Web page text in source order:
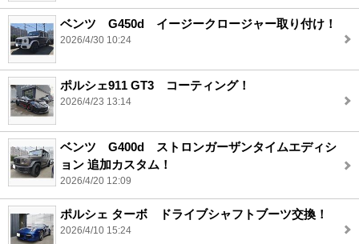
ベンツ G450d イージークロージャー取り付け！
2026/4/30 10:24
ポルシェ911 GT3 コーティング！
2026/4/23 13:14
ベンツ G400d ストロンガーザンタイムエディシ
ョン 追加カスタム！
2026/4/20 12:09
ポルシェ ターボ ドライブシャフトブーツ交換！
2026/4/10 15:24